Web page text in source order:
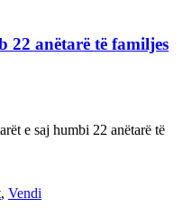
22 anëtarë të familjes
e saj humbi 22 anëtarë të
, Vendi